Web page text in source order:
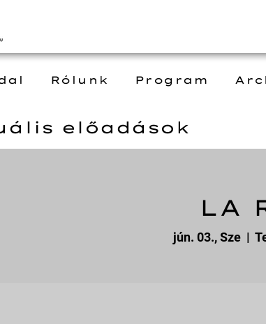
Rólunk Program
előadások
LA
jún. 03., Sze
  |